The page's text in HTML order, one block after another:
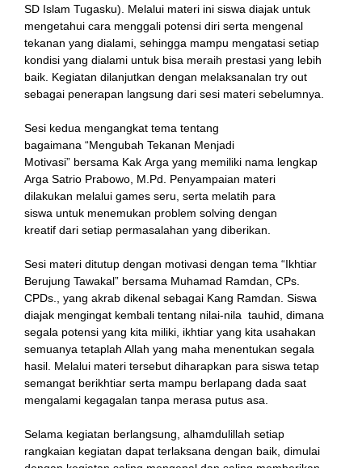
SD Islam Tugasku). Melalui materi ini siswa diajak untuk
mengetahui cara menggali potensi diri serta mengenal
tekanan yang dialami, sehingga mampu mengatasi setiap
kondisi yang dialami untuk bisa meraih prestasi yang lebih
baik. Kegiatan dilanjutkan dengan melaksanalan try out
sebagai penerapan langsung dari sesi materi sebelumnya.
Sesi kedua mengangkat tema tentang
bagaimana “Mengubah Tekanan Menjadi
Motivasi” bersama Kak Arga yang memiliki nama lengkap
Arga Satrio Prabowo, M.Pd. Penyampaian materi
dilakukan melalui games seru, serta melatih para
siswa untuk menemukan problem solving dengan
kreatif dari setiap permasalahan yang diberikan.
Sesi materi ditutup dengan motivasi dengan tema “Ikhtiar
Berujung Tawakal” bersama Muhamad Ramdan, CPs.
CPDs., yang akrab dikenal sebagai Kang Ramdan. Siswa
diajak mengingat kembali tentang nilai-nila tauhid, dimana
segala potensi yang kita miliki, ikhtiar yang kita usahakan
semuanya tetaplah Allah yang maha menentukan segala
hasil. Melalui materi tersebut diharapkan para siswa tetap
semangat berikhtiar serta mampu berlapang dada saat
mengalami kegagalan tanpa merasa putus asa.
Selama kegiatan berlangsung, alhamdulillah setiap
rangkaian kegiatan dapat terlaksana dengan baik, dimulai